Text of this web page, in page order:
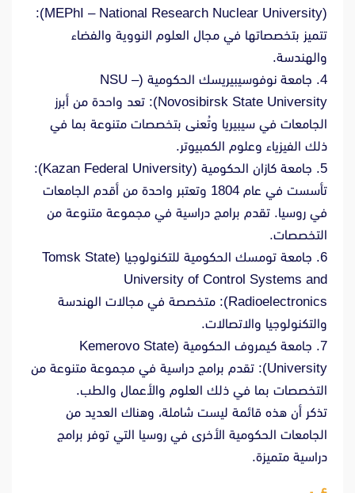
(MEPhI – National Research Nuclear University):
تتميز بتخصصاتها في مجال العلوم النووية والفضاء
والهندسة.
4. جامعة نوفوسيبيريسك الحكومية (NSU –
Novosibirsk State University): تعد واحدة من أبرز
الجامعات في سيبيريا وتُعنى بتخصصات متنوعة بما في
ذلك الفيزياء وعلوم الكمبيوتر.
5. جامعة كازان الحكومية (Kazan Federal University):
تأسست في عام 1804 وتعتبر واحدة من أقدم الجامعات
في روسيا. تقدم برامج دراسية في مجموعة متنوعة من
التخصصات.
6. جامعة تومسك الحكومية للتكنولوجيا (Tomsk State
University of Control Systems and
Radioelectronics): متخصصة في مجالات الهندسة
والتكنولوجيا والاتصالات.
7. جامعة كيمروف الحكومية (Kemerovo State
University): تقدم برامج دراسية في مجموعة متنوعة من
التخصصات بما في ذلك العلوم والأعمال والطب.
تذكر أن هذه قائمة ليست شاملة، وهناك العديد من
الجامعات الحكومية الأخرى في روسيا التي توفر برامج
دراسية متميزة.